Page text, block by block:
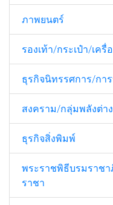
ภาพยนตร์
รองเท้า/กระเป๋า/เครื่
ธุรกิจนิทรรศการ/กา
สงคราม/กลุ่มพลังต่า
ธุรกิจสิ่งพิมพ์
พระราชพิธีบรมราชา
ราชา